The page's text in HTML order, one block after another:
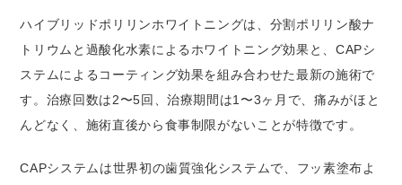
ハイブリッドポリリンホワイトニングは、分割ポリリン酸ナ
トリウムと過酸化水素によるホワイトニング効果と、CAPシ
ステムによるコーティング効果を組み合わせた最新の施術で
す。治療回数は2〜5回、治療期間は1〜3ヶ月で、痛みがほと
んどなく、施術直後から食事制限がないことが特徴です。
CAPシステムは世界初の歯質強化システムで、フッ素塗布よ